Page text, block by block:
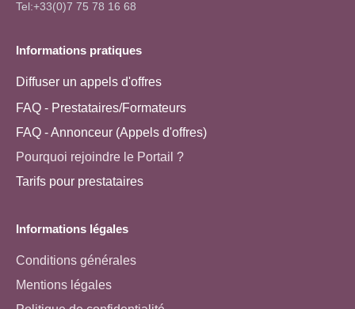
Tel:+33(0)7 75 78 16 68
Informations pratiques
Diffuser un appels d'offres
FAQ - Prestataires/Formateurs
FAQ - Annonceur (Appels d'offres)
Pourquoi rejoindre le Portail ?
Tarifs pour prestataires
Informations légales
Conditions générales
Mentions légales